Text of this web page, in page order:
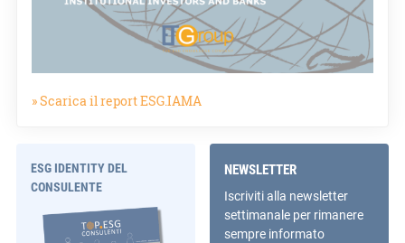
» Scarica il report ESG.IAMA
ESG IDENTITY DEL
CONSULENTE
NEWSLETTER
Iscriviti alla newsletter
settimanale per rimanere
sempre informato